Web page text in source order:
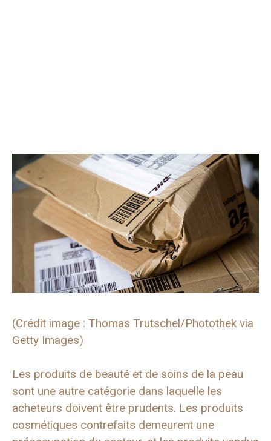
(Crédit image : Thomas Trutschel/Photothek via
Getty Images)
Les produits de beauté et de soins de la peau
sont une autre catégorie dans laquelle les
acheteurs doivent être prudents. Les produits
cosmétiques contrefaits demeurent une